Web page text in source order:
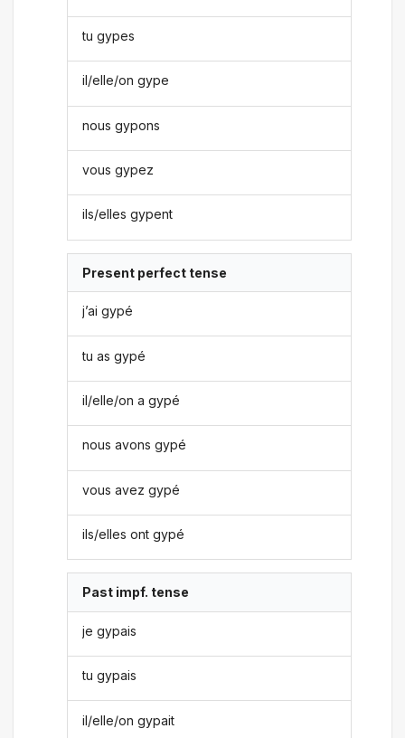
tu gypes
il/elle/on gype
nous gypons
vous gypez
ils/elles gypent
Present perfect tense
j’ai gypé
tu as gypé
il/elle/on a gypé
nous avons gypé
vous avez gypé
ils/elles ont gypé
Past impf. tense
je gypais
tu gypais
il/elle/on gypait